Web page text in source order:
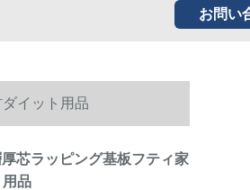
お問い
イット用品
芯ラッピング基板フティ家
品